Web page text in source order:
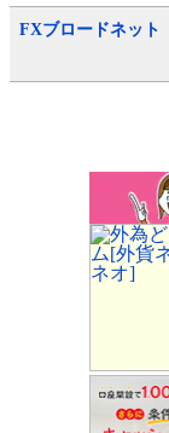
FXブロードネット